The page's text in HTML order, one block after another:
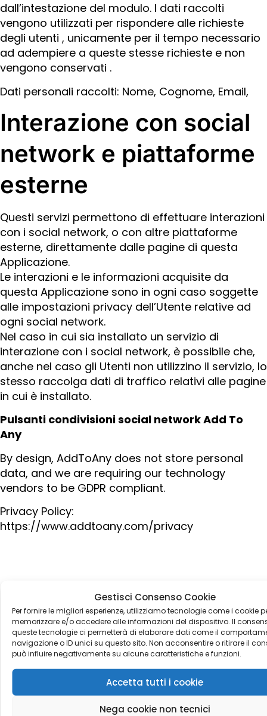
Gestisci Consenso Cookie
Per fornire le migliori esperienze, utilizziamo tecnologie come i cookie
memorizzare e/o accedere alle informazioni del dispositivo. Il
queste tecnologie ci permetterà di elaborare dati come il
navigazione o ID unici su questo sito. Non acconsentire o ritirare il
può influire negativamente su alcune caratteristiche e funzioni.
Accetta tutti i cookie
Nega cookie non tecnici
dall’intestazione del modulo. I dati raccolti
vengono utilizzati per rispondere alle richieste
degli utenti , unicamente per il tempo necessario
ad adempiere a queste stesse richieste e non
vengono conservati .
Dati personali raccolti: Nome, Cognome, Email,
Interazione con social
network e piattaforme
esterne
Questi servizi permettono di effettuare interazioni
con i social network, o con altre piattaforme
esterne, direttamente dalle pagine di questa
Applicazione.
Le interazioni e le informazioni acquisite da
questa Applicazione sono in ogni caso soggette
alle impostazioni privacy dell’Utente relative ad
ogni social network.
Nel caso in cui sia installato un servizio di
interazione con i social network, è possibile che,
anche nel caso gli Utenti non utilizzino il servizio, lo
stesso raccolga dati di traffico relativi alle pagine
in cui è installato.
Pulsanti condivisioni social network Add To
Any
By design, AddToAny does not store personal
data, and we are requiring our technology
vendors to be GDPR compliant.
Privacy Policy:
https://www.addtoany.com/privacy
Statistica
I servizi contenuti nella presente sezione
permettono al Titolare del Trattamento di
monitorare e analizzare i dati di traffico e
servono a tener traccia del comportamento